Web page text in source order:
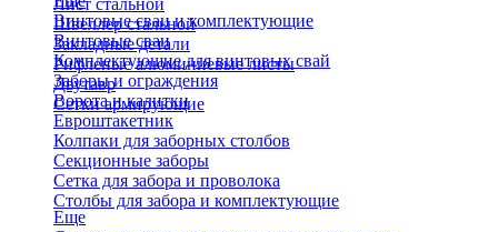
Лист стальной
Швеллер стальной
Закладные детали
Рифленые алюминиевые листы
Двутавр
Сетки армирующие
Винтовые сваи и комплектующие
Винтовые сваи
Комплектующие для винтовых свай
Заборы и ограждения
Ворота и калитки
Евроштакетник
Колпаки для заборных столбов
Секционные заборы
Сетка для забора и проволока
Столбы для забора и комплектующие
Еще